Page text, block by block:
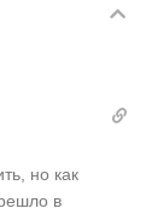
но как
в